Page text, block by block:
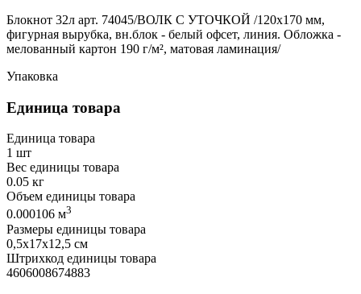
Блокнот 32л арт. 74045/ВОЛК С УТОЧКОЙ /120х170 мм,
фигурная вырубка, вн.блок - белый офсет, линия. Обложка -
мелованный картон 190 г/м², матовая ламинация/
Упаковка
Единица товара
Единица товара
1 шт
Вес единицы товара
0.05 кг
Объем единицы товара
0.000106 м3
Размеры единицы товара
0,5х17х12,5 см
Штрихкод единицы товара
4606008674883